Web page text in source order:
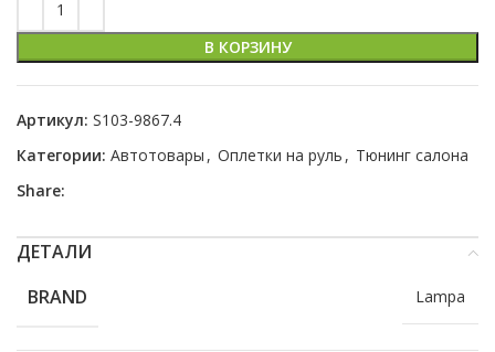
В КОРЗИНУ
Артикул: S103-9867.4
Категории: Автотовары , Оплетки на руль , Тюнинг салона
Share:
ДЕТАЛИ
BRAND
Lampa